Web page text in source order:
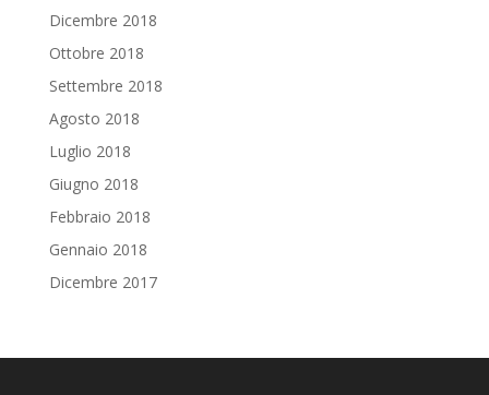
Dicembre 2018
Ottobre 2018
Settembre 2018
Agosto 2018
Luglio 2018
Giugno 2018
Febbraio 2018
Gennaio 2018
Dicembre 2017